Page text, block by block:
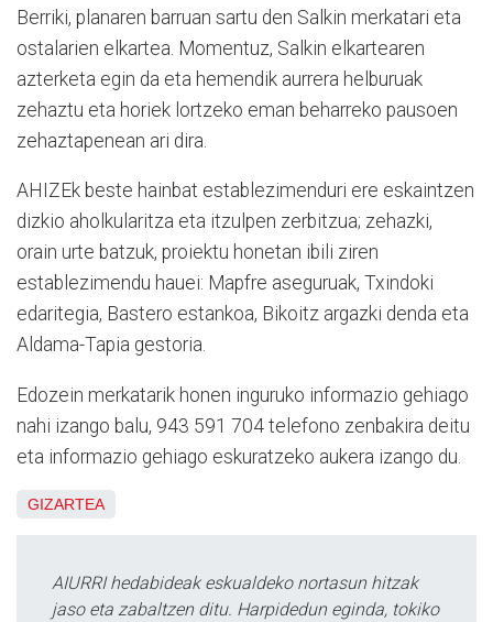
Berriki, planaren barruan sartu den Salkin merkatari eta
ostalarien elkartea. Momentuz, Salkin elkartearen
azterketa egin da eta hemendik aurrera helburuak
zehaztu eta horiek lortzeko eman beharreko pausoen
zehaztapenean ari dira.
AHIZEk beste hainbat establezimenduri ere eskaintzen
dizkio aholkularitza eta itzulpen zerbitzua; zehazki,
orain urte batzuk, proiektu honetan ibili ziren
establezimendu hauei: Mapfre aseguruak, Txindoki
edaritegia, Bastero estankoa, Bikoitz argazki denda eta
Aldama-Tapia gestoria.
Edozein merkatarik honen inguruko informazio gehiago
nahi izango balu, 943 591 704 telefono zenbakira deitu
eta informazio gehiago eskuratzeko aukera izango du.
GIZARTEA
AIURRI hedabideak eskualdeko nortasun hitzak
jaso eta zabaltzen ditu. Harpidedun eginda, tokiko